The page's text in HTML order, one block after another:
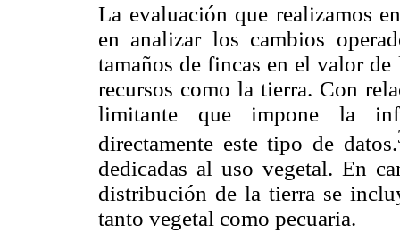
La evaluación que realizamos
en analizar los cambios
tamaños de fincas en el valor
recursos como la tierra. Con
limitante que impone la
directamente este tipo de datos.
dedicadas al uso vegetal. En
distribución de la tierra se
tanto vegetal como pecuaria.